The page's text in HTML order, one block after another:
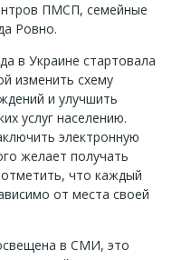
ПМСП, семейные
Ровно.
в Украине стартовала
изменить схему
и улучшить
услуг населению.
электронную
желает получать
что каждый
от места своей
в СМИ, это